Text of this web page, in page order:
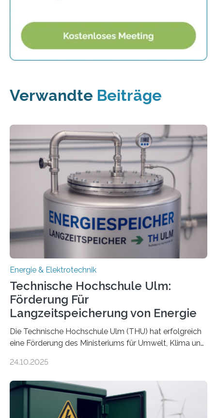
Verwandte Beiträge
Energie & Elektrotechnik
Technische Hochschule Ulm:
Förderung Für
Langzeitspeicherung von Energie
Die Technische Hochschule Ulm (THU) hat erfolgreich
eine Förderung des Ministeriums für Umwelt, Klima und
Forschungsprojekt „LAGER – Langzeitspeicherung in
Quartieren“ eingeworben. Ziel des Projekts ist die
Entwicklung, Erprobung und Demonstration von
Konzepten zur langfristigen Energiespeicherung in
24.10.2025